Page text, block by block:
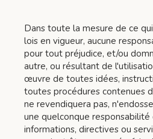
Dans toute la mesure de ce
lois en vigueur, aucune
pour tout préjudice, et/ou
autre, ou résultant de
œuvre de toutes idées,
toutes procédures contenues
ne revendiquera pas,
une quelconque
informations, directives ou